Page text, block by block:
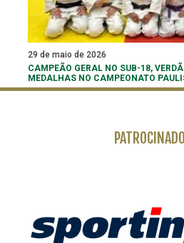
29 de maio de 2026
CAMPEÃO GERAL NO SUB-18,
MEDALHAS NO CAMPEONATO